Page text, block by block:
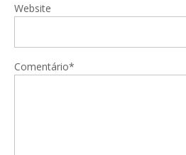
Website
Comentário*